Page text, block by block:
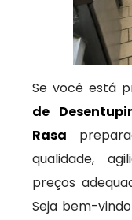
Se você está
de
Rasa
qualidade,
preços
Seja bem-